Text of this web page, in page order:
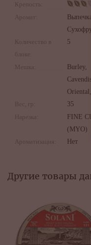
Крепость:
Аромат:
Количество в
блоке:
5
Мешка:
Burley,
Вес, гр:
35
Нарезка:
FINE
(MYO)
Ароматизация:
Нет
Другие товары